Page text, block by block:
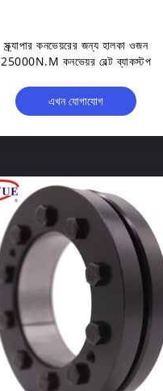
স্ক্র্যাপার কনভেয়রের জন্য হালকা ওজন
25000N.M কনভেয়র বেল্ট ব্যাকস্টপ
এখন যোগাযোগ